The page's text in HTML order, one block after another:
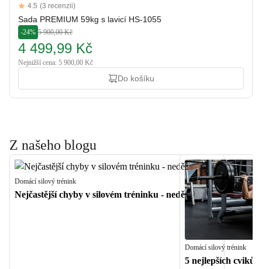
Reviews
4.5 out of 5 stars
4.5 (3 recenzii)
Sada PREMIUM 59kg s lavicí HS-1055
-24% 5 900,00 Kč
4 499,99 Kč
Nejnižší cena: 5 900,00 Kč
Do košíku
Z našeho blogu
Domácí silový trénink
Nejčastější chyby v silovém tréninku - nedělejte je!
Domácí silový trénink
5 nejlepších cviků